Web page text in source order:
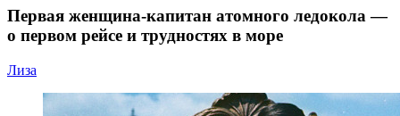
Первая женщина-капитан атомного ледокола —
о первом рейсе и трудностях в море
Лиза